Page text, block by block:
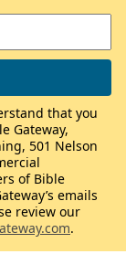
that you
Gateway,
501 Nelson
of Bible
emails
review our
.